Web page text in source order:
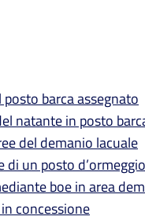
barca assegnato
natante in posto
del demanio lacuale
di un posto d’ormeggio
boe in area
concessione